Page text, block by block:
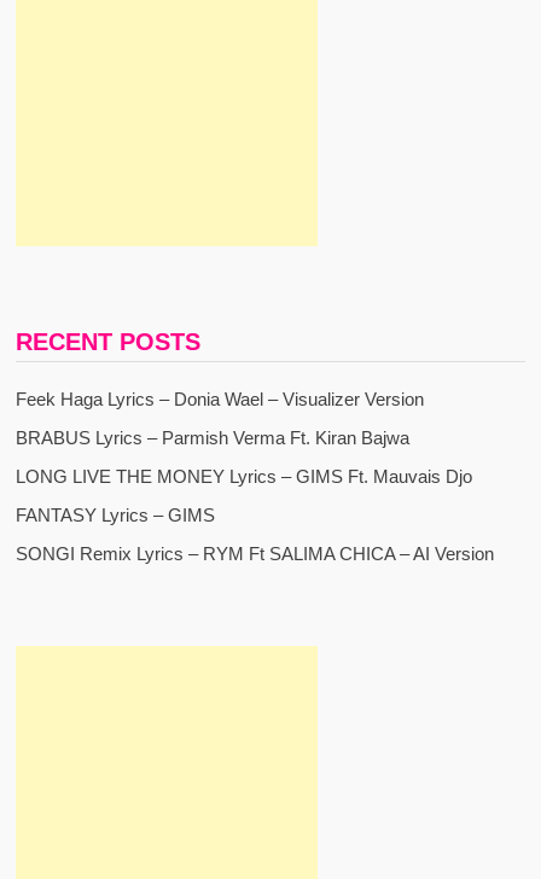
RECENT POSTS
Feek Haga Lyrics – Donia Wael – Visualizer Version
BRABUS Lyrics – Parmish Verma Ft. Kiran Bajwa
LONG LIVE THE MONEY Lyrics – GIMS Ft. Mauvais Djo
FANTASY Lyrics – GIMS
SONGI Remix Lyrics – RYM Ft SALIMA CHICA – AI Version